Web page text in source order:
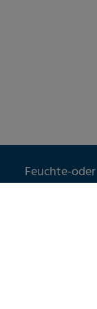
Feuchte-